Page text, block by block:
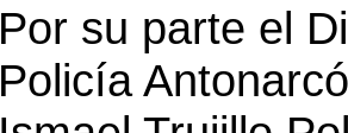
Por su parte el
Policía